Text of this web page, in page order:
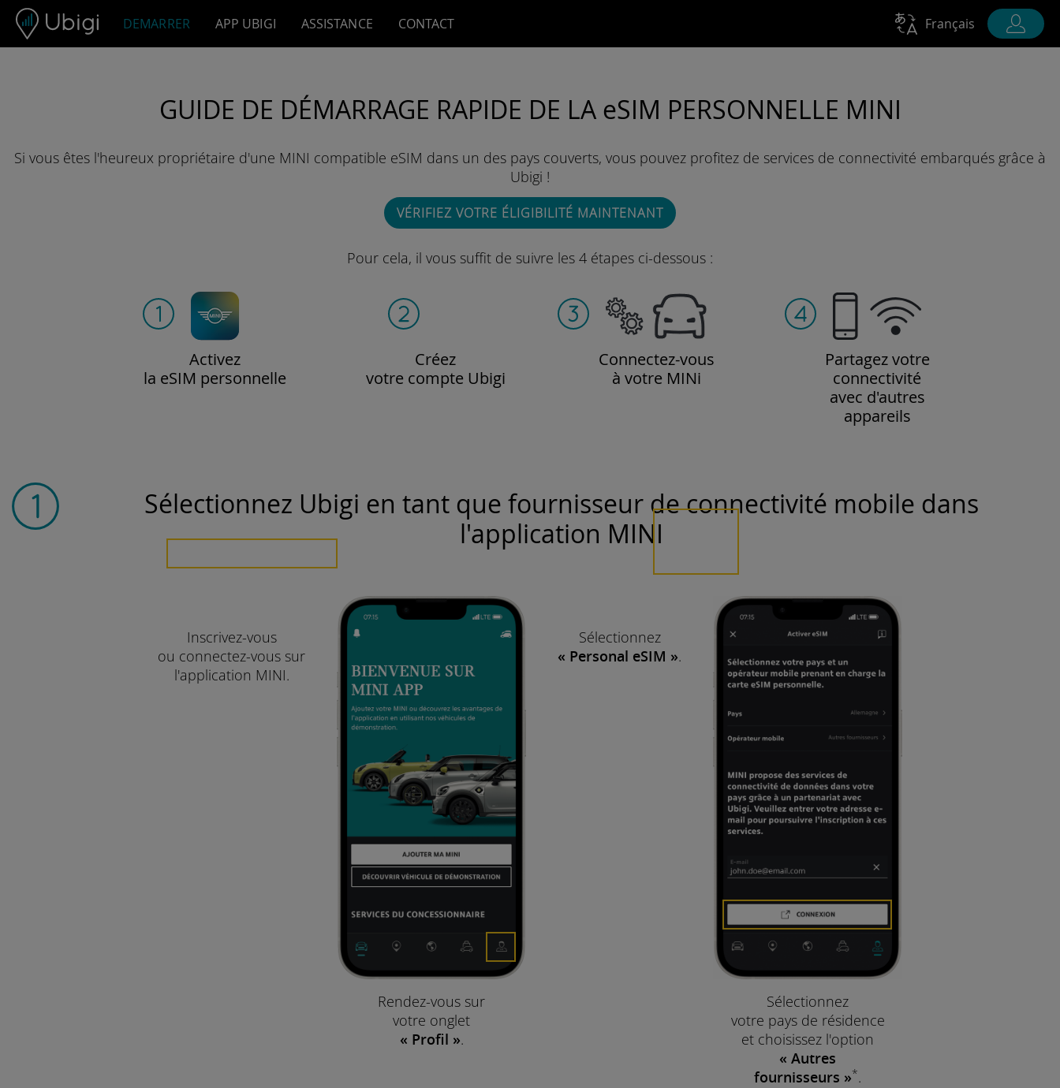
Skip to content
DEMARRER APP UBIGI ASSISTANCE CONTACT Français
GUIDE DE DÉMARRAGE RAPIDE DE LA eSIM PERSONNELLE MINI
Si vous êtes l'heureux propriétaire d'une MINI compatible eSIM dans un des pays couverts, vous pouvez profitez de services de connectivité embarqués grâce à
Ubigi !
VÉRIFIEZ VOTRE ÉLIGIBILITÉ MAINTENANT
Pour cela, il vous suffit de suivre les 4 étapes ci-dessous :
Activez
la eSIM personnelle
Créez
votre compte Ubigi
Connectez-vous
à votre MINi
Partagez votre
connectivité
avec d'autres
appareils
Sélectionnez Ubigi en tant que fournisseur de connectivité mobile dans
l'application MINI
Inscrivez-vous
ou connectez-vous sur
l'application MINI.
Rendez-vous sur
votre onglet
« Profil ».
Sélectionnez
« Personal eSIM ».
Sélectionnez
votre pays de résidence
et choisissez l'option
« Autres
fournisseurs »*.